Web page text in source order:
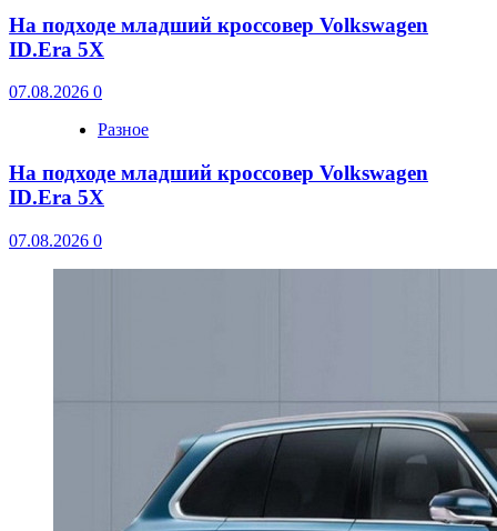
На подходе младший кроссовер Volkswagen
ID.Era 5X
07.08.2026 0
Разное
На подходе младший кроссовер Volkswagen
ID.Era 5X
07.08.2026 0